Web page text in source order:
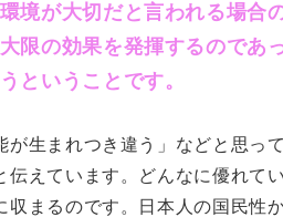
境が大切だと言われる場合
限の効果を発揮するのであ
ということです。
生まれつき違う」などと思っ
えています。どんなに優れて
収まるのです。日本人の国民性